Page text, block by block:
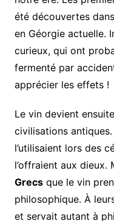
été découvertes
en Géorgie actuelle.
curieux, qui ont
fermenté par
apprécier les effets !
Le vin devient
civilisations
l’utilisaient lors des
l’offraient aux dieux.
Grecsque le vin
philosophique. À
et servait autant à